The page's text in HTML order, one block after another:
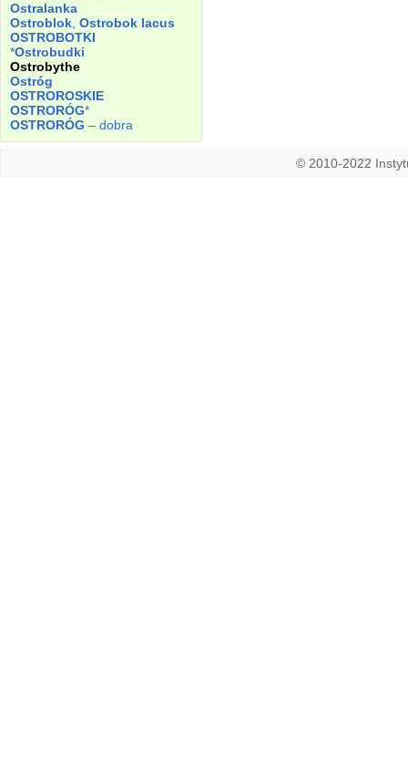
Ostralanka
Ostroblok Ostrobok lacus
OSTROBOTKI
*Ostrobudki
Ostrobythe
Ostróg
OSTROROSKIE
OSTRORÓG*
OSTRORÓG – dobra
© 2010-2022